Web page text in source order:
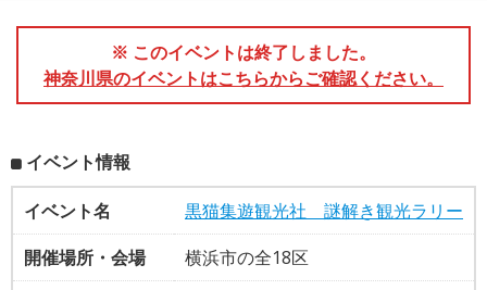
※ このイベントは終了しました。
神奈川県のイベントはこちらからご確認ください。
イベント情報
イベント名
黒猫集遊観光社 謎解き観光ラリー
開催場所・会場
横浜市の全18区